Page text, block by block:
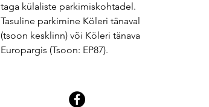
taga külaliste parkimiskohtadel.
Tasuline parkimine Köleri tänaval
(tsoon kesklinn) või Köleri tänava
Europargis (Tsoon: EP87).